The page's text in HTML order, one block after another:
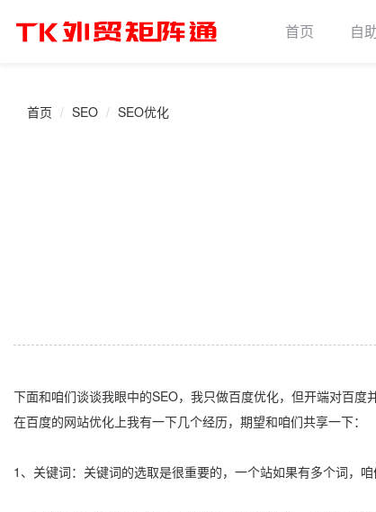
首页 自
首页 SEO SEO优化
下面和咱们谈谈我眼中的SEO，我只做百度优化，但开端对百
在百度的网站优化上我有一下几个经历，期望和咱们共享一下：
1、关键词：关键词的选取是很重要的，一个站如果有多个词，